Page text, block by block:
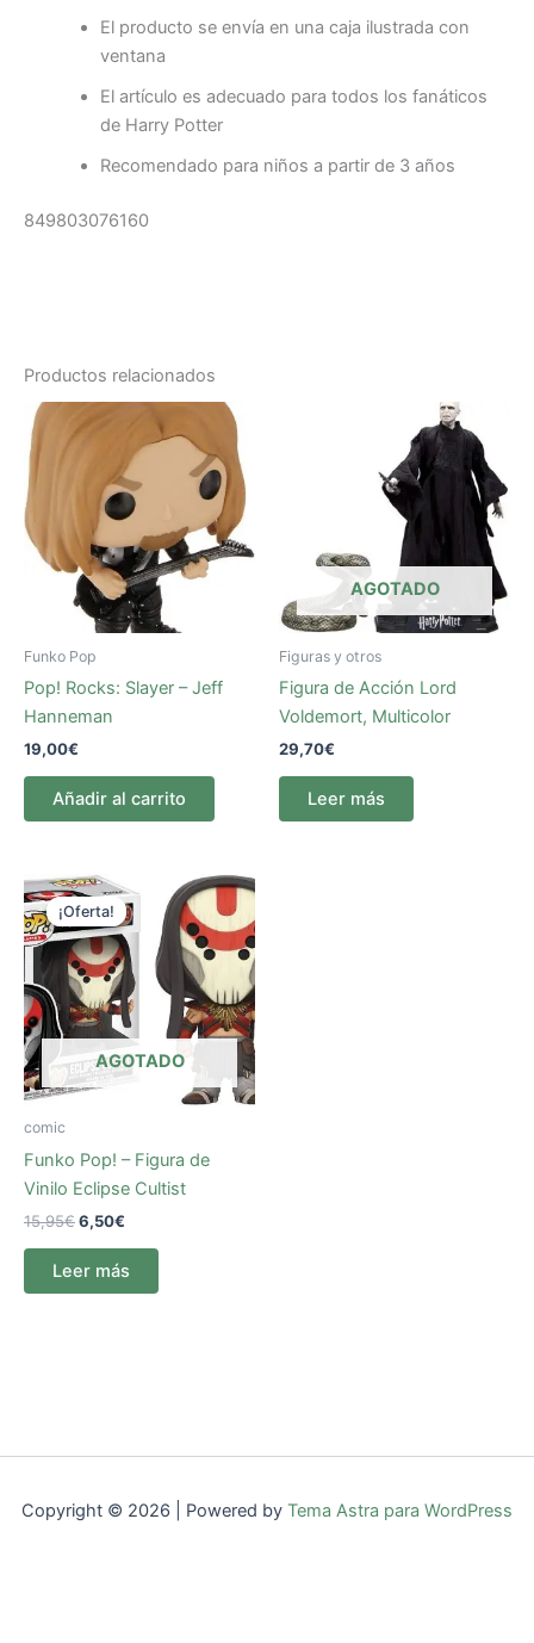
El producto se envía en una caja ilustrada con
ventana
El artículo es adecuado para todos los fanáticos
de Harry Potter
Recomendado para niños a partir de 3 años
849803076160
Productos relacionados
Funko Pop
Pop! Rocks: Slayer – Jeff
Hanneman
19,00€
Añadir al carrito
AGOTADO
Figuras y otros
Figura de Acción Lord
Voldemort, Multicolor
29,70€
Leer más
¡Oferta!
AGOTADO
¡Oferta!
comic
Funko Pop! – Figura de
Vinilo Eclipse Cultist
15,95€
El
precio
original
era:
15,95€.
6,50€
precio
actual
es:
6,50€.
Leer más
Copyright © 2026 | Powered by Tema Astra para WordPress